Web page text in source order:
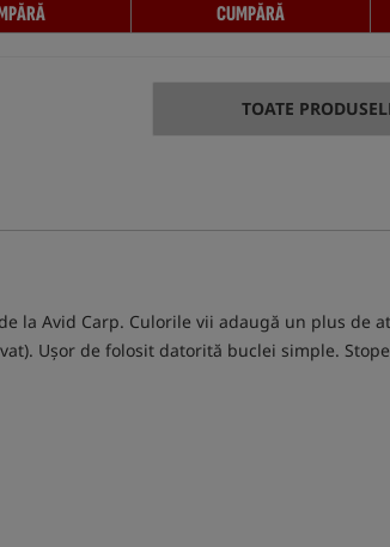
CUMPĂRĂ
TOATE
la Avid Carp. Culorile vii adaugă un plus
Ușor de folosit datorită buclei simple.